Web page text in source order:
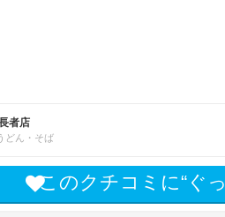
者店
どん・そば
このクチコミに“ぐ